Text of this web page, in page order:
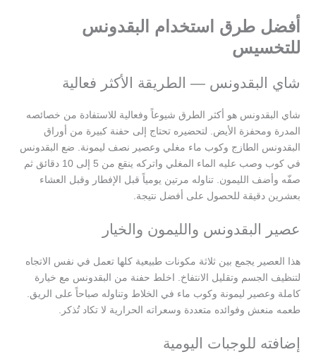
أفضل طرق استخدام البقدونس
للتخسيس
شاي البقدونس — الطريقة الأكثر فعالية
شاي البقدونس هو أكثر الطرق شيوعاً وفعالية للاستفادة من خصائصه
المدرة ومحفزة الأيض. لتحضيره تحتاج إلى حفنة كبيرة من أوراق
البقدونس الطازج وكوب ماء مغلي وعصير نصف ليمونة. ضع البقدونس
في كوب وصب عليه الماء المغلي واتركه ينقع من 5 إلى 10 دقائق ثم
صفّه وأضف الليمون. تناوله مرتين يومياً قبل الإفطار وقبل العشاء
بعشرين دقيقة للحصول على أفضل نتيجة.
عصير البقدونس والليمون والخيار
هذا العصير يجمع بين ثلاثة مكونات طبيعية كلها تعمل في نفس الاتجاه
لتنظيف الجسم وتقليل الانتفاخ. اخلط حفنة من البقدونس مع خيارة
كاملة وعصير ليمونة وكوب ماء في الخلاط وتناوله صباحاً على الريق.
طعمه منعش وفوائده متعددة وسعراته الحرارية لا تكاد تُذكر.
إضافته للوجبات اليومية